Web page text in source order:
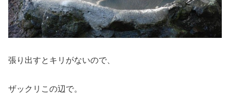
張り出すとキリがないので、
ザックリこの辺で。